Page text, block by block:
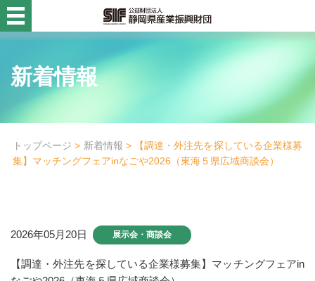
活用例・コラム
財団概要
目的別
診断設備チーム
新着情報
トップページ > 新着情報 > 【調達・外注先を探している企業様募
集】マッチングフェアinなごや2026（東海５県広域商談会）
2026年05月20日 展示会・商談会
【調達・外注先を探している企業様募集】マッチングフェアin